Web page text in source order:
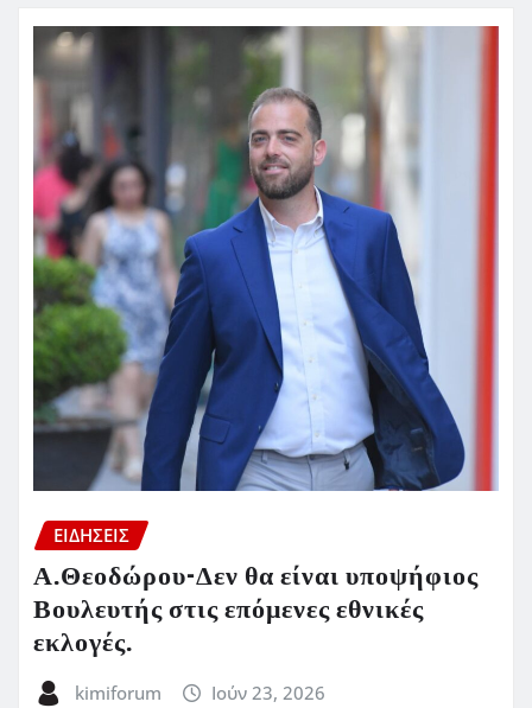
ΕΙΔΗΣΕΙΣ
Α.Θεοδώρου-Δεν θα είναι υποψήφιος
Βουλευτής στις επόμενες εθνικές
εκλογές.
kimiforum Ιούν 23, 2026